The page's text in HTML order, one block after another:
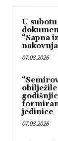
U
“Sapna
07.08.2026
obilježile
jedinice
07.08.2026